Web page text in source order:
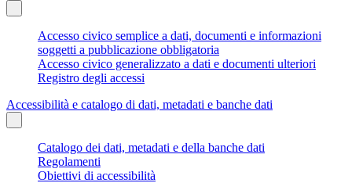
Accesso civico semplice a dati, documenti e informazioni
soggetti a pubblicazione obbligatoria
Accesso civico generalizzato a dati e documenti ulteriori
Registro degli accessi
Accessibilità e catalogo di dati, metadati e banche dati
Catalogo dei dati, metadati e della banche dati
Regolamenti
Obiettivi di accessibilità